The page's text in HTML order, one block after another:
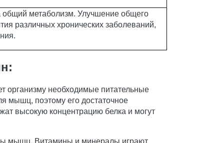
общий метаболизм. Улучшение общего
различных хронических заболеваний,
необходимые питательные
мышц, поэтому его достаточное
высокую концентрацию белка и могут
мышц. Витамины и минералы играют